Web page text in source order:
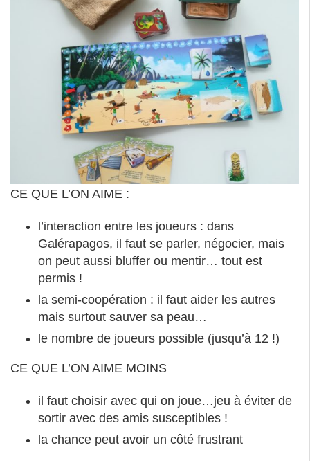
CE QUE L’ON AIME :
l’interaction entre les joueurs : dans
Galérapagos, il faut se parler, négocier, mais
on peut aussi bluffer ou mentir… tout est
permis !
la semi-coopération : il faut aider les autres
mais surtout sauver sa peau…
le nombre de joueurs possible (jusqu’à 12 !)
CE QUE L’ON AIME MOINS
il faut choisir avec qui on joue…jeu à éviter de
sortir avec des amis susceptibles !
la chance peut avoir un côté frustrant